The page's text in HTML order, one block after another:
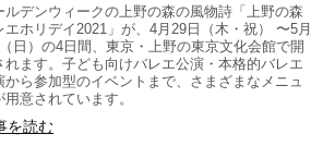
ルデンウィークの上野の森の風物詩「上野の森
エホリデイ2021」が、4月29日（木・祝） 〜5月
日）の4日間、東京・上野の東京文化会館で開
れます。子ども向けバレエ公演・本格的バレエ
から参加型のイベントまで、さまざまなメニュ
用意されています。
を読む